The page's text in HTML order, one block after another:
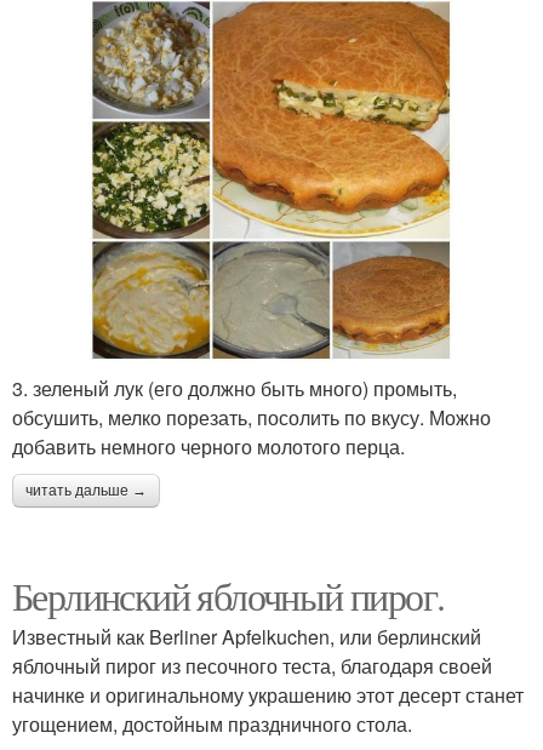
3. зеленый лук (его должно быть много) промыть,
обсушить, мелко порезать, посолить по вкусу. Можно
добавить немного черного молотого перца.
читать дальше →
Берлинский яблочный пирог.
Известный как Berliner Apfelkuchen, или берлинский
яблочный пирог из песочного теста, благодаря своей
начинке и оригинальному украшению этот десерт станет
угощением, достойным праздничного стола.